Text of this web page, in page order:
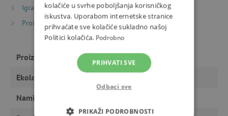
Igračke prema starosti
Igračke i oprema za bebe
Proizvođači
Djeco
Proizvođač
Ekološki proizvod
Namijenjeno
kolačiće u svrhe poboljšanja korisničkog
iskustva. Uporabom internetske stranice
prihvaćate sve kolačiće sukladno našoj
Politici kolačića. Podrobno
PRIHVATI SVE
Odbaci sve
PRIKAŽI PODROBNOSTI